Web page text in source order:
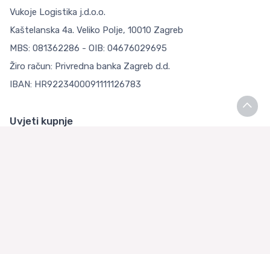
Vukoje Logistika j.d.o.o.
Kaštelanska 4a. Veliko Polje, 10010 Zagreb
MBS: 081362286 - OIB: 04676029695
Žiro račun: Privredna banka Zagreb d.d.
IBAN: HR9223400091111126783
Uvjeti kupnje